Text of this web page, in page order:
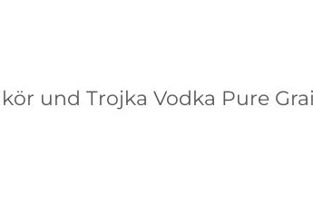
und Trojka Vodka Pure